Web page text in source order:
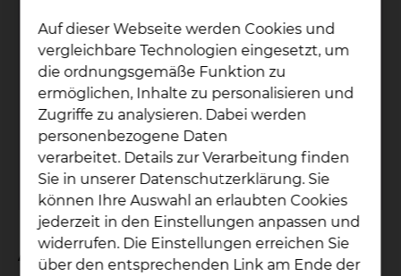
Pa­ti­en­ten­bü­che­rei
Der Service der Patientenbücherei wird nur
am Standort Salzdahlumer Straße
angeboten.
mehr
An wen verleihen wir?
Auf dieser Webseite werden Cookies und
vergleichbare Technologien eingesetzt, um
die ordnungsgemäße Funktion zu
ermöglichen, Inhalte zu personalisieren und
Zugriffe zu analysieren. Dabei werden
personenbezogene Daten
verarbeitet. Details zur Verarbeitung finden
Sie in unserer Datenschutzerklärung. Sie
können Ihre Auswahl an erlaubten Cookies
jederzeit in den Einstellungen anpassen und
widerrufen. Die Einstellungen erreichen Sie
über den entsprechenden Link am Ende der